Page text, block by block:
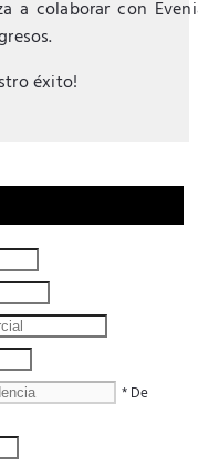
a colaborar con
éxito!
* De